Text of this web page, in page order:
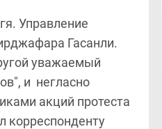
Управление
Гасанли.
уважаемый
и негласно
акций протеста
корреспонденту